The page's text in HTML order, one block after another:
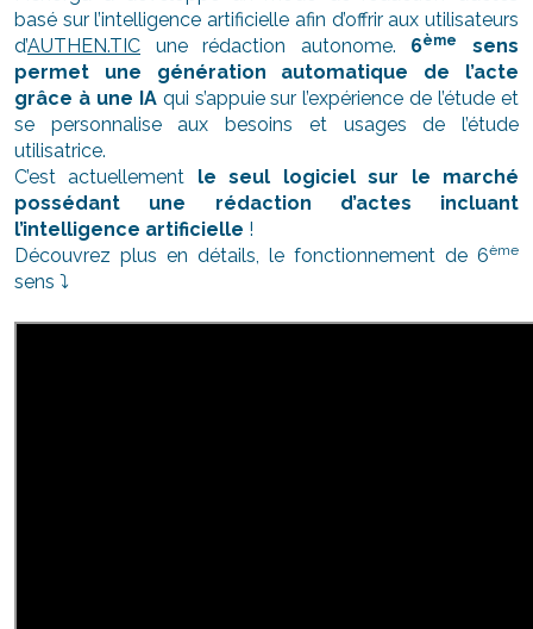
basé sur l’intelligence artificielle afin d’offrir aux utilisateurs
d’AUTHEN.TIC une rédaction autonome. 6ème
sens
permet une génération automatique de l’acte
grâce à une IAqui s’appuie sur l’expérience de l’étude et
se personnalise aux besoins et usages de l’étude
utilisatrice.
C’est actuellement le seul logiciel sur le marché
possédant une rédaction d’actes incluant
l’intelligence artificielle !
Découvrez plus en détails, le fonctionnement de 6ème
sens ⤵